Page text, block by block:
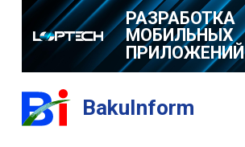
РАЗРАБОТКА
МОБИЛЬНЫХ
ПРИЛОЖЕНИЙ
BakuInform